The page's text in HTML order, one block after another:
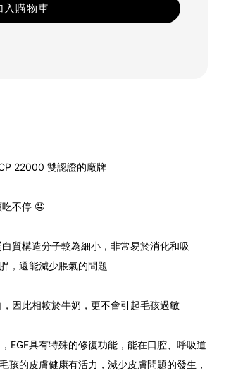
入購物車
22000 雙認證的廠牌
不停 🤤
質構造分子較為細小，非常易於消化和吸
，還能減少脹氣的問題
因此相較於牛奶，更不會引起毛孩過敏
EGF具有特殊的修復功能，能在口腔、呼吸道
孩的皮膚健康有活力，減少皮膚問題的發生，